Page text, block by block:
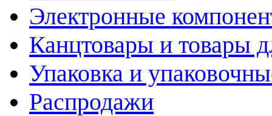
Электронные
Канцтовары и товары
Упаковка и
Распродажи